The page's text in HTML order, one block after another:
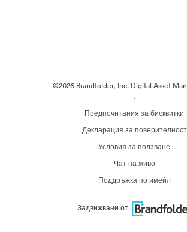
©2026 Brandfolder, Inc. Digital Asset
·
Предпочитания за бисквитки
Декларация за поверителност
Условия за ползване
Чат на живо
Поддръжка по имейл
Задвижвани от